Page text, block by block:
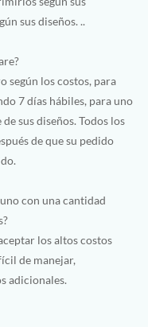
sus diseños. ..
según los costos, para
7 días hábiles, para uno
sus diseños. Todos los
de que su pedido
con una cantidad
los altos costos
de manejar,
adicionales.